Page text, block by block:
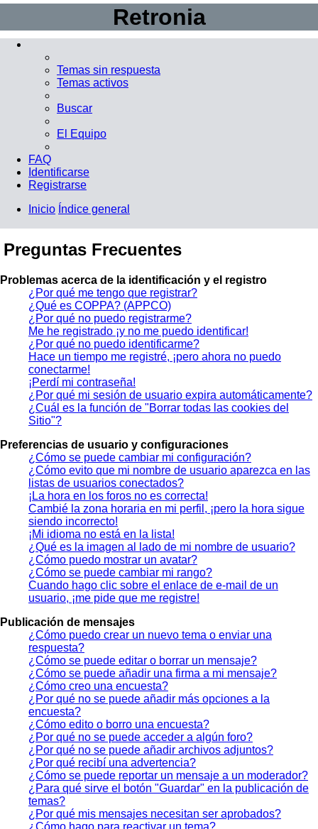
Retronia
Temas sin respuesta
Temas activos
Buscar
El Equipo
FAQ
Identificarse
Registrarse
Inicio Índice general
Preguntas Frecuentes
Problemas acerca de la identificación y el registro
¿Por qué me tengo que registrar?
¿Qué es COPPA? (APPCO)
¿Por qué no puedo registrarme?
Me he registrado ¡y no me puedo identificar!
¿Por qué no puedo identificarme?
Hace un tiempo me registré, ¡pero ahora no puedo
conectarme!
¡Perdí mi contraseña!
¿Por qué mi sesión de usuario expira automáticamente?
¿Cuál es la función de "Borrar todas las cookies del
Sitio"?
Preferencias de usuario y configuraciones
¿Cómo se puede cambiar mi configuración?
¿Cómo evito que mi nombre de usuario aparezca en las
listas de usuarios conectados?
¡La hora en los foros no es correcta!
Cambié la zona horaria en mi perfil, ¡pero la hora sigue
siendo incorrecto!
¡Mi idioma no está en la lista!
¿Qué es la imagen al lado de mi nombre de usuario?
¿Cómo puedo mostrar un avatar?
¿Cómo se puede cambiar mi rango?
Cuando hago clic sobre el enlace de e-mail de un
usuario, ¡me pide que me registre!
Publicación de mensajes
¿Cómo puedo crear un nuevo tema o enviar una
respuesta?
¿Cómo se puede editar o borrar un mensaje?
¿Cómo se puede añadir una firma a mi mensaje?
¿Cómo creo una encuesta?
¿Por qué no se puede añadir más opciones a la
encuesta?
¿Cómo edito o borro una encuesta?
¿Por qué no se puede acceder a algún foro?
¿Por qué no se puede añadir archivos adjuntos?
¿Por qué recibí una advertencia?
¿Cómo se puede reportar un mensaje a un moderador?
¿Para qué sirve el botón "Guardar" en la publicación de
temas?
¿Por qué mis mensajes necesitan ser aprobados?
¿Cómo hago para reactivar un tema?